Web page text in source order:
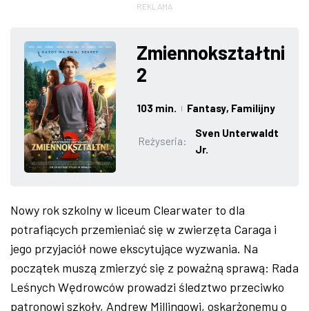
IMPREZY
ROZRYWKA
W KINACH
GASTRONOMIA
W RZESZOWIE
REKLAMA
Zmiennokształtni
2
103 min. | Fantasy, Familijny
Reżyseria:
Sven Unterwaldt
Jr.
Nowy rok szkolny w liceum Clearwater to dla
potrafiących przemieniać się w zwierzęta Caraga i
jego przyjaciół nowe ekscytujące wyzwania. Na
początek muszą zmierzyć się z poważną sprawą: Rada
Leśnych Wędrowców prowadzi śledztwo przeciwko
patronowi szkoły, Andrew Millingowi, oskarżonemu o